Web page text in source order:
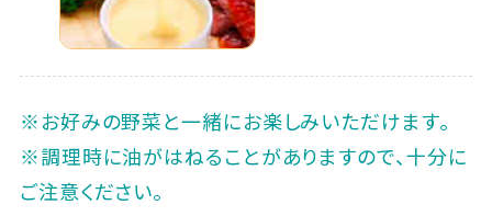
※お好みの野菜と一緒にお楽しみいただけます。
※調理時に油がはねることがありますので、十分に
ご注意ください。